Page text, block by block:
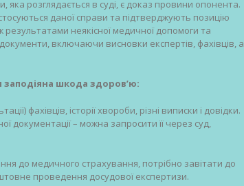
розглядається в суді, є доказ провини опонента.
даної справи та підтверджують позицію
неякісної медичної допомоги та
включаючи висновки експертів, фахівців, а
заподіяна шкода здоров’ю:
фахівців, історії хвороби, різні виписки і довідки.
документації – можна запросити її через суд,
до медичного страхування, потрібно завітати до
проведення досудової експертизи.